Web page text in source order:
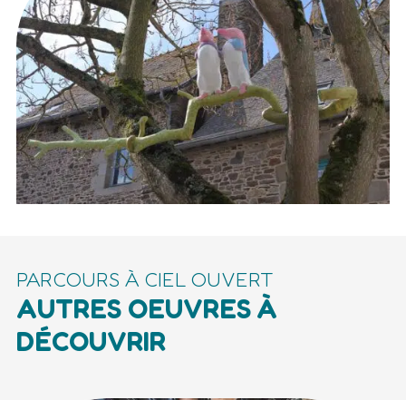
PARCOURS À CIEL OUVERT
AUTRES OEUVRES À
DÉCOUVRIR